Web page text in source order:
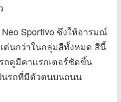
Sportivo ซึ่งให้อารมณ์
ด่นกว่าในกลุ่มสีทั้งหมด สีนี้
ถดูมีคาแรกเตอร์ชัดขึ้น
นรถที่มีตัวตนบนถนน